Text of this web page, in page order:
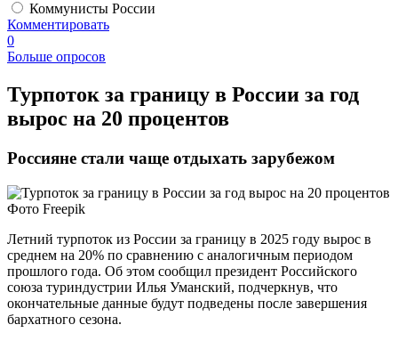
Коммунисты России
Комментировать
0
Больше опросов
Турпоток за границу в России за год
вырос на 20 процентов
Россияне стали чаще отдыхать зарубежом
Фото Freepik
Летний турпоток из России за границу в 2025 году вырос в
среднем на 20% по сравнению с аналогичным периодом
прошлого года. Об этом сообщил президент Российского
союза туриндустрии Илья Уманский, подчеркнув, что
окончательные данные будут подведены после завершения
бархатного сезона.